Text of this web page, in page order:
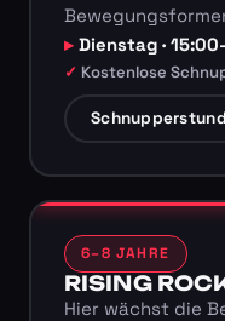
Dienstag ·
Kostenlose
6–8 JAHRE
RISING
Hier wächst die